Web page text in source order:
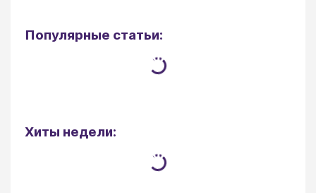
Популярные статьи:
Хиты недели: